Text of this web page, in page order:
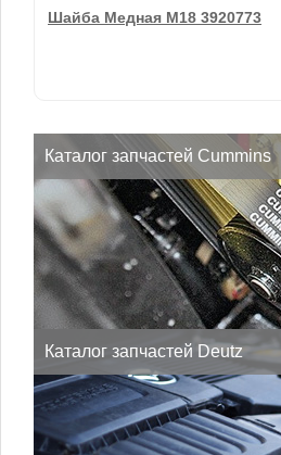
Шайба Медная М18 3920773
18 руб.
Шайба Медная М18 3920773
В корзину
Каталог запчастей Cummins
Каталог запчастей Deutz